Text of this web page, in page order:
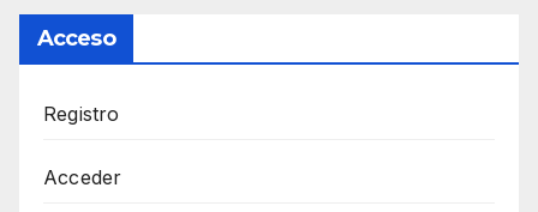
Acceso
Registro
Acceder